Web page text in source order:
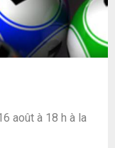
août à 18 h à la